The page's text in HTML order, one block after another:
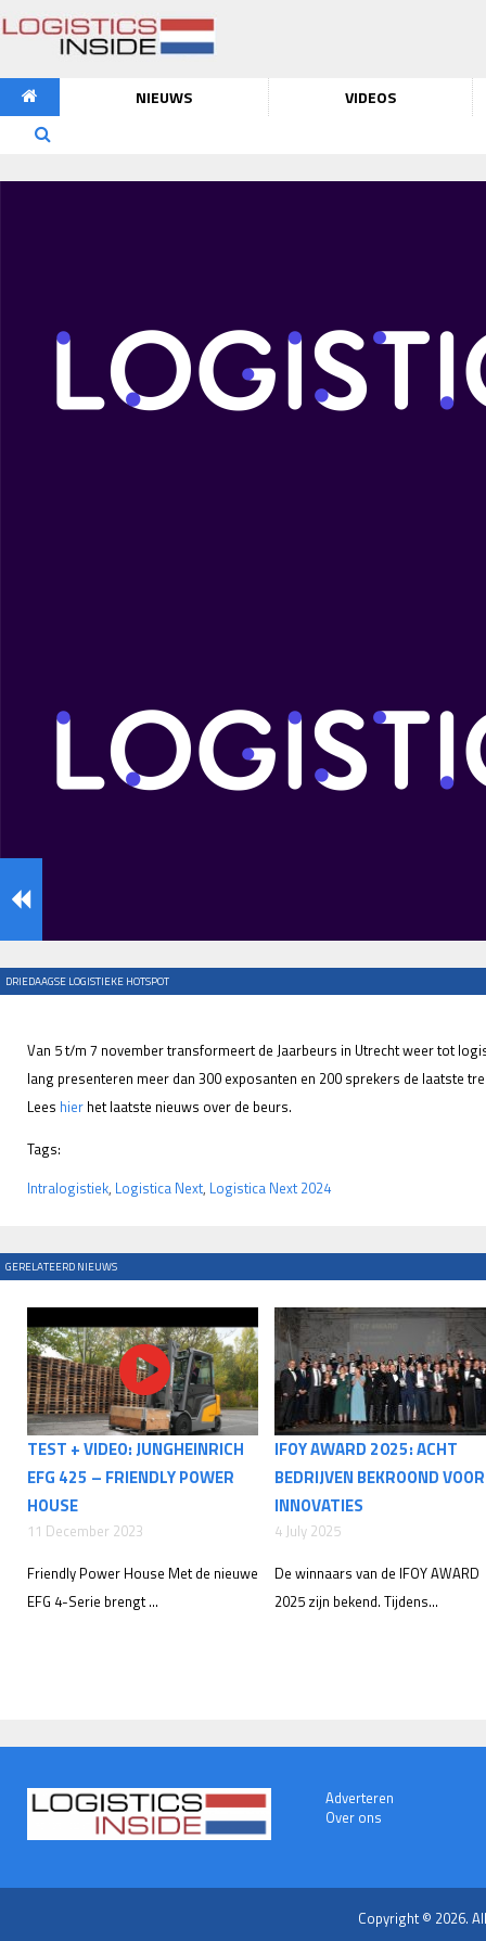
NIEUWS VIDEOS
DRIEDAAGSE LOGISTIEKE HOTSPOT
Van 5 t/m 7 november transformeert de Jaarbeurs in Utrecht weer tot
lang presenteren meer dan 300 exposanten en 200 sprekers de laatste
Lees hier het laatste nieuws over de beurs.
Tags:
Intralogistiek, Logistica Next, Logistica Next 2024
GERELATEERD NIEUWS
TEST + VIDEO: JUNGHEINRICH
EFG 425 – FRIENDLY POWER
HOUSE
11 December 2023
Friendly Power House Met de nieuwe
EFG 4-Serie brengt ...
IFOY AWARD 2025: ACHT
BEDRIJVEN BEKROOND VOOR
INNOVATIES
4 July 2025
De winnaars van de IFOY AWARD
2025 zijn bekend. Tijdens...
Adverteren
Over ons
Copyright © 2026.